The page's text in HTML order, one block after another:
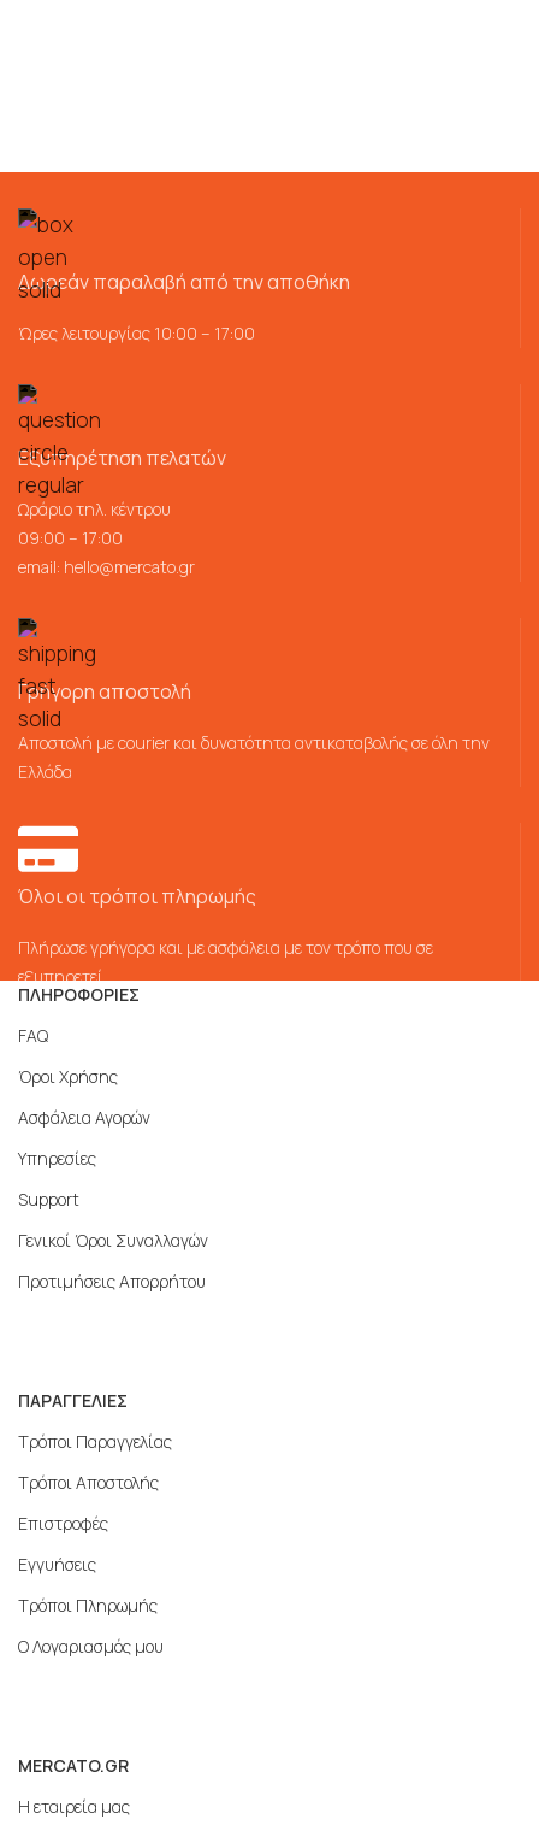
Δωρεάν παραλαβή από την αποθήκη
Ώρες λειτουργίας 10:00 – 17:00
Εξυπηρέτηση πελατών
Ωράριο τηλ. κέντρου
09:00 – 17:00
email: hello@mercato.gr
Γρήγορη αποστολή
Αποστολή με courier και δυνατότητα αντικαταβολής σε όλη την
Ελλάδα
Όλοι οι τρόποι πληρωμής
Πλήρωσε γρήγορα και με ασφάλεια με τον τρόπο που σε
εξυπηρετεί
ΠΛΗΡΟΦΟΡΙΕΣ
FAQ
Όροι Χρήσης
Ασφάλεια Αγορών
Υπηρεσίες
Support
Γενικοί Όροι Συναλλαγών
Προτιμήσεις Απορρήτου
ΠΑΡΑΓΓΕΛΙΕΣ
Τρόποι Παραγγελίας
Τρόποι Αποστολής
Επιστροφές
Εγγυήσεις
Τρόποι Πληρωμής
Ο Λογαριασμός μου
MERCATO.GR
Η εταιρεία μας